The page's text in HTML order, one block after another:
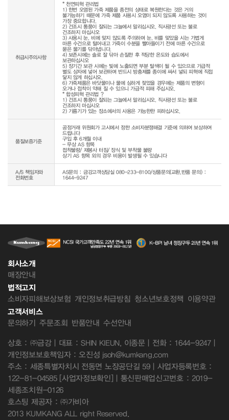
취급시주의사항
* 천연피혁 관리법
1) 한번 오염된 가죽 제품을 종전의 상태로 복원한다는 것은 거의
불가능하기 때문에 가죽 제품 사용시 오염이 되지 않도록 사용하는 것이
가장 중요합니다.
2) 건조시 통풍이 잘되는 그늘에서 말리십시오. 직사광선 또는 불로
건조하지 마십시오
3) 사용시 눈, 비에 맞지 않도록 주의하며 눈, 비를 맞았을 시는 가볍게
마른 수건으로 털어내고 가죽이 수분을 빨아들이기 전에 마른 수건으로
묻은 물기를 닦아냅니다.
4) 보존시에는 솔로 잘 닦아 손질한 후 적당한 온도와 습도에서
보관하십시오
5) 장기간 보관 시에는 빛에 노출되면 부분 탈색이 될 수 있으므로 가급적
별도 상자에 넣어 보관하며 반드시 방충제를 종이에 싸서 넣되 피혁에 직접
닿지 않게 하십시오.
6) 가죽제품은 바닷물이나 물에 심하게 젖었을 경우에는 제품의 변형이
오거나 접착이 약해 질 수 있으니 가급적 피해 주십시오.
* 합성피혁 관리법 ?
1) 건조시 통풍이 잘되는 그늘에서 말리십시오. 직사광선 또는 불로
건조하지 마십시오
2) 기름기가 있는 장소에서의 사용은 가능한한 피하십시오.
품질보증기준
공정거래 위원회가 고시에서 정한 소비자분쟁해결 기준에 의하여 보상하여
드립니다
구입 후 6개월 이내
- 무상 AS 항목
접착불량/ 재봉사 터짐/ 장식 및 부착물 불량
상기 AS 항목 외의 경우 비용이 발생될 수 있습니다
A/S 책임자와
전화번호
AS문의 : 금강고객상담실 080-233-8100/상품문의(교환,반품 문의) :
1644-9247
회사소개
매장안내
법적고지
소비자피해보상보험 개인정보취급방침 청소년보호정책 이용약관
고객서비스
문의하기 주문조회 반품안내 수선안내
상호 : ㈜금강 | 대표 : SHIN KIEUN, 이종문 | 전화 : 1644-9247 |
개인정보보호책임자 : 오진성 jsoh@kumkang.com
주소 : 세종특별자치시 전동면 노장공단길 59 | 사업자등록번호 :
122-81-04585 [사업자정보확인] | 통신판매업신고번호 : 2019-
세종조치원-0126
호스팅 제공자 : ㈜가비아
2013 KUMKANG ALL right Reserved.